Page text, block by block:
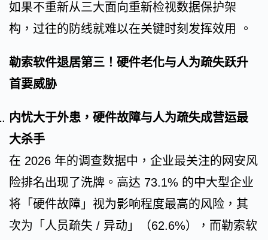
如果不重新从三大面向重新检视数据保护架
构，过往的防线就难以在关键时刻发挥效用 。
勒索软件退居第三！硬件老化与人为疏失跃升
首要威胁
内忧大于外患，硬件故障与人为疏失成营运最
大杀手
在 2026 年的调查数据中，企业最关注的网安风
险排名出现了洗牌。高达 73.1% 的中大型企业
将「硬件故障」视为影响程度最高的风险，其
次为「人员疏失 / 异动」（62.6%），而勒索软